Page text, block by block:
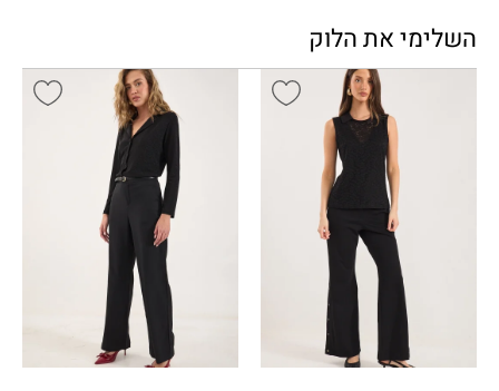
השלימי את הלוק